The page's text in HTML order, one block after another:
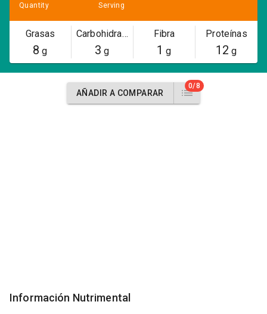
Quantity Serving
Grasas
8 g
Carbohidratos
3 g
Fibra
1 g
Proteínas
12 g
AÑADIR A COMPARAR
0/8
Información Nutrimental